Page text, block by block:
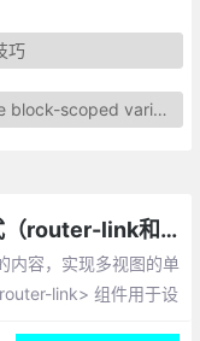
巧
scoped variable
Vue路由实现页面跳转的两种方式（router-link和JS）
内容，实现多视图的单
link> 组件用于设